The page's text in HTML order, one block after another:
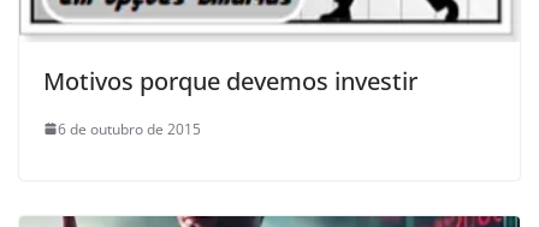
Motivos porque devemos investir
6 de outubro de 2015